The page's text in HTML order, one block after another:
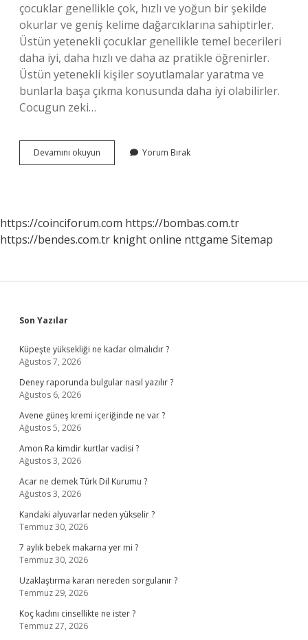
çocuklar genellikle çok, hızlı ve yoğun bir şekilde
okurlar ve geniş kelime dağarcıklarına sahiptirler.
Üstün yetenekli çocuklar genellikle temel becerileri
daha iyi, daha hızlı ve daha az pratikle öğrenirler.
Üstün yetenekli kişiler soyutlamalar yaratma ve
bunlarla başa çıkma konusunda daha iyi olabilirler.
Cocugun zeki…
Devamını okuyun
Zekalı
Yorum Bırak
https://coinciforum.com https://bombas.com.tr
https://bendes.com.tr knight online nttgame Sitemap
Sidebar
Son Yazılar
Küpeşte yüksekliği ne kadar olmalıdır ?
Ağustos 7, 2026
Deney raporunda bulgular nasıl yazılır ?
Ağustos 6, 2026
Avene güneş kremi içeriğinde ne var ?
Ağustos 5, 2026
Amon Ra kimdir kurtlar vadisi ?
Ağustos 3, 2026
Acar ne demek Türk Dil Kurumu ?
Ağustos 3, 2026
Kandaki alyuvarlar neden yükselir ?
Temmuz 30, 2026
7 aylık bebek makarna yer mi ?
Temmuz 30, 2026
Uzaklaştırma kararı nereden sorgulanır ?
Temmuz 29, 2026
Koç kadını cinsellikte ne ister ?
Temmuz 27, 2026